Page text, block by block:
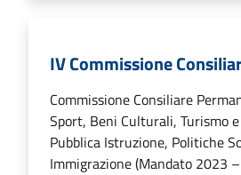
IV Commissione
Commissione Consiliare
Sport, Beni Culturali, Turismo
Pubblica Istruzione, Politiche
Immigrazione (Mandato 2023